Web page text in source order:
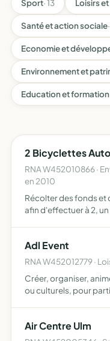
Sport· 13 Loisirs
Santé et action sociale
Economie et
Environnement et
Education et formation
2 Bicyclettes
RNA W452010866 ·
en 2010
Récolter des fonds et
afin d'effectuer à 2,
Adl Event
RNA W452012779 ·
Créer, organiser,
ou culturels, pour
Air Centre Ulm